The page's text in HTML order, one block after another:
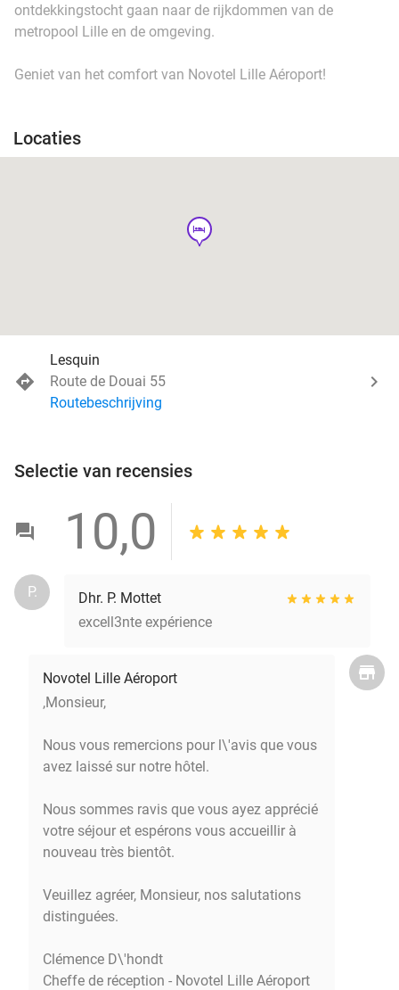
ontdekkingstocht gaan naar de rijkdommen van de
metropool Lille en de omgeving.
Geniet van het comfort van Novotel Lille Aéroport!
Locaties
hotel
Lesquin
Route de Douai 55
Routebeschrijving
Selectie van recensies
10,0
P.
Dhr. P. Mottet
excell3nte expérience
Novotel Lille Aéroport
,Monsieur,
Nous vous remercions pour l\'avis que vous
avez laissé sur notre hôtel.
Nous sommes ravis que vous ayez apprécié
votre séjour et espérons vous accueillir à
nouveau très bientôt.
Veuillez agréer, Monsieur, nos salutations
distinguées.
Clémence D\'hondt
Cheffe de réception - Novotel Lille Aéroport